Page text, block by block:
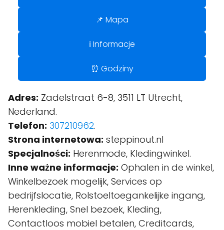
📌 Mapa
ℹ️ Informacje
⏰ Godziny
Adres: Zadelstraat 6-8, 3511 LT Utrecht,
Nederland.
Telefon: 307210962.
Strona internetowa: steppinout.nl
Specjalności: Herenmode, Kledingwinkel.
Inne ważne informacje: Ophalen in de winkel,
Winkelbezoek mogelijk, Services op
bedrijfslocatie, Rolstoeltoegankelijke ingang,
Herenkleding, Snel bezoek, Kleding,
Contactloos mobiel betalen, Creditcards,